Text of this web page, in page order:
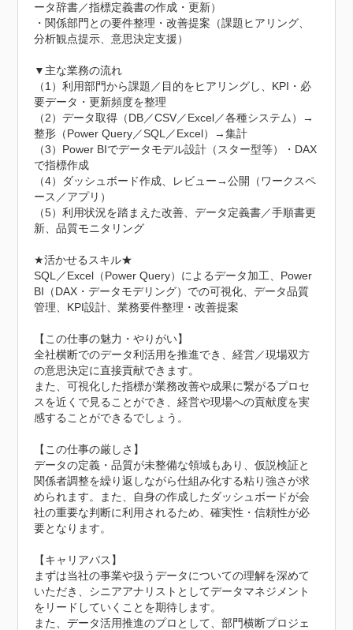
ータ辞書／指標定義書の作成・更新）
・関係部門との要件整理・改善提案（課題ヒアリング、
分析観点提示、意思決定支援）
▼主な業務の流れ
（1）利用部門から課題／目的をヒアリングし、KPI・必
要データ・更新頻度を整理
（2）データ取得（DB／CSV／Excel／各種システム）→
整形（Power Query／SQL／Excel）→集計
（3）Power BIでデータモデル設計（スター型等）・DAX
で指標作成
（4）ダッシュボード作成、レビュー→公開（ワークスペ
ース／アプリ）
（5）利用状況を踏まえた改善、データ定義書／手順書更
新、品質モニタリング
★活かせるスキル★
SQL／Excel（Power Query）によるデータ加工、Power
BI（DAX・データモデリング）での可視化、データ品質
管理、KPI設計、業務要件整理・改善提案
【この仕事の魅力・やりがい】
全社横断でのデータ利活用を推進でき、経営／現場双方
の意思決定に直接貢献できます。
また、可視化した指標が業務改善や成果に繋がるプロセ
スを近くで見ることができ、経営や現場への貢献度を実
感することができるでしょう。
【この仕事の厳しさ】
データの定義・品質が未整備な領域もあり、仮説検証と
関係者調整を繰り返しながら仕組み化する粘り強さが求
められます。また、自身の作成したダッシュボードが会
社の重要な判断に利用されるため、確実性・信頼性が必
要となります。
【キャリアパス】
まずは当社の事業や扱うデータについての理解を深めて
いただき、シニアアナリストとしてデータマネジメント
をリードしていくことを期待します。
また、データ活用推進のプロとして、部門横断プロジェ